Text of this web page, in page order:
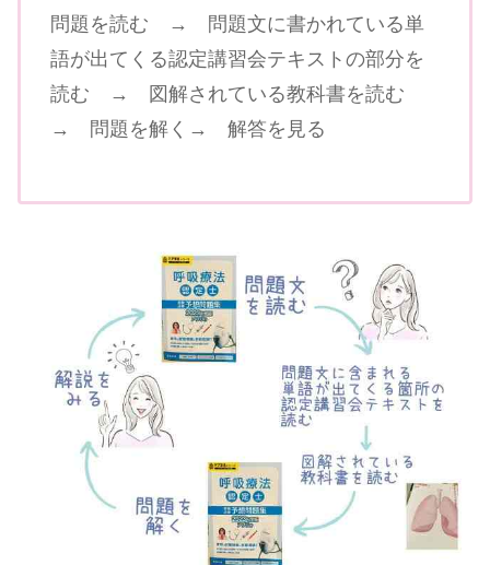
問題を読む → 問題文に書かれている単
語が出てくる認定講習会テキストの部分を
読む → 図解されている教科書を読む
→ 問題を解く→ 解答を見る